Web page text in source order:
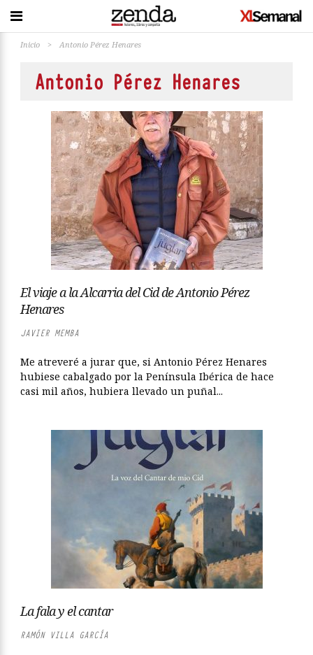
Inicio > Antonio Pérez Henares
Antonio Pérez Henares
El viaje a la Alcarria del Cid de Antonio Pérez
Henares
JAVIER MEMBA
Me atreveré a jurar que, si Antonio Pérez Henares
hubiese cabalgado por la Península Ibérica de hace
casi mil años, hubiera llevado un puñal...
La fala y el cantar
RAMÓN VILLA GARCÍA